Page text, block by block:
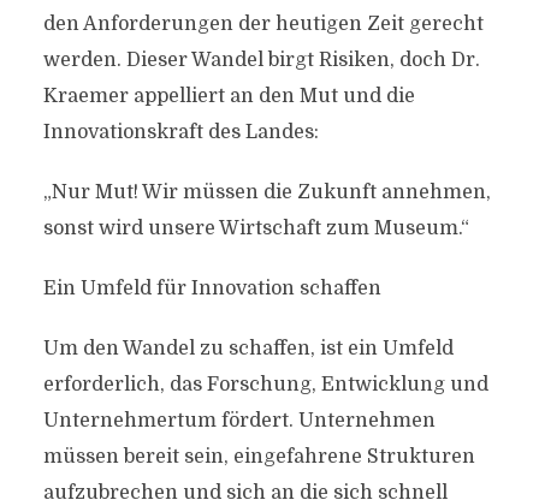
den Anforderungen der heutigen Zeit gerecht
werden. Dieser Wandel birgt Risiken, doch Dr.
Kraemer appelliert an den Mut und die
Innovationskraft des Landes:
„Nur Mut! Wir müssen die Zukunft annehmen,
sonst wird unsere Wirtschaft zum Museum.“
Ein Umfeld für Innovation schaffen
Um den Wandel zu schaffen, ist ein Umfeld
erforderlich, das Forschung, Entwicklung und
Unternehmertum fördert. Unternehmen
müssen bereit sein, eingefahrene Strukturen
aufzubrechen und sich an die sich schnell